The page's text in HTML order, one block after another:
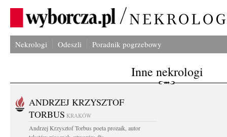
Nekrologi Odeszli Poradnik pogrzebowy
Inne nekrologi
ANDRZEJ KRZYSZTOF
TORBUS KRAKÓW
Andrzej Krzysztof Torbus poeta prozaik, autor